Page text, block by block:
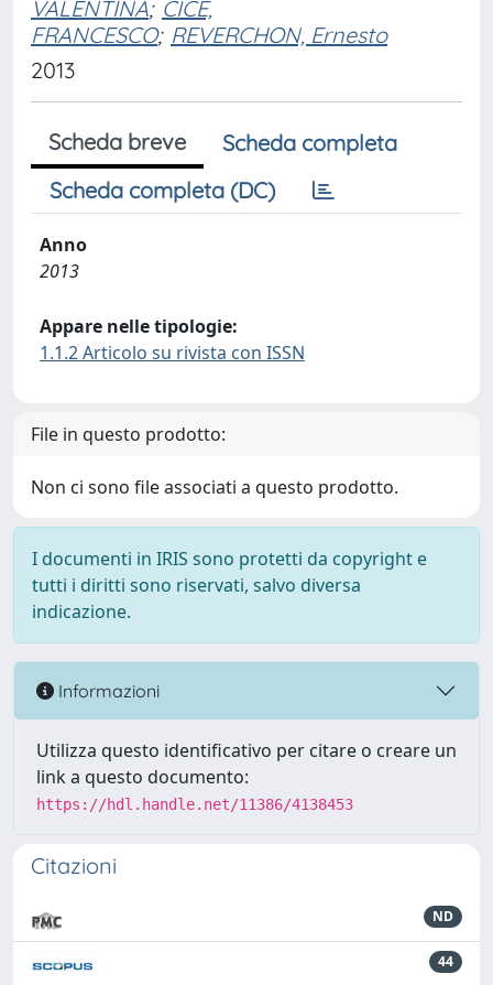
VALENTINA; CICE,
FRANCESCO; REVERCHON, Ernesto
2013
Scheda breve
Scheda completa
Scheda completa (DC)
Anno
2013
Appare nelle tipologie:
1.1.2 Articolo su rivista con ISSN
File in questo prodotto:
Non ci sono file associati a questo prodotto.
I documenti in IRIS sono protetti da copyright e
tutti i diritti sono riservati, salvo diversa
indicazione.
Informazioni
Utilizza questo identificativo per citare o creare un
link a questo documento:
https://hdl.handle.net/11386/4138453
Citazioni
ND
44